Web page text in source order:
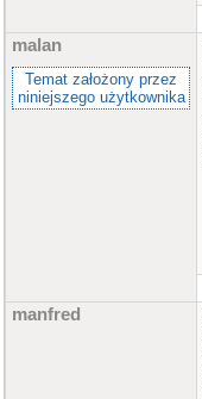
malan
Temat założony przez
niniejszego użytkownika
manfred